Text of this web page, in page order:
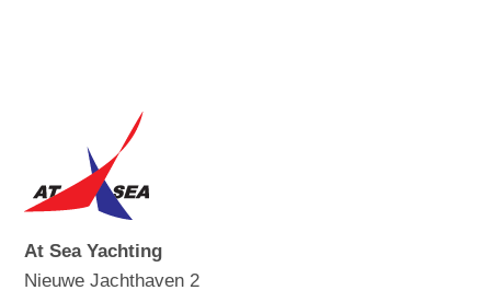
At Sea Yachting
Nieuwe Jachthaven 2